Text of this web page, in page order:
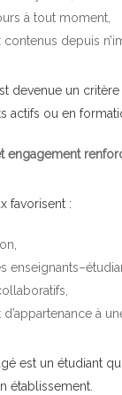
à tout moment,
contenus depuis
devenue un
actifs ou en
engagement
favorisent :
d’appartenance à
est un étudiant
établissement.